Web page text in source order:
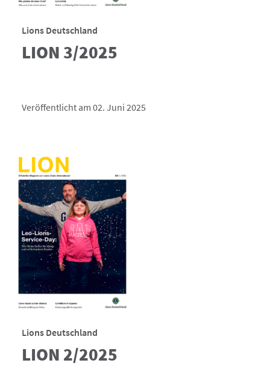
Lions Deutschland
LION 3/2025
Veröffentlicht am 02. Juni 2025
Lions Deutschland
LION 2/2025